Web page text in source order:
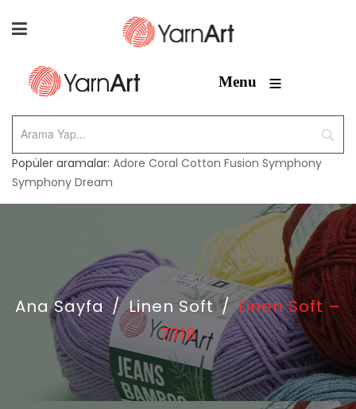
Menu ≡
Popüler aramalar: Adore Coral Cotton Fusion Symphony
Symphony Dream
Ana Sayfa / Linen Soft / Linen Soft –
7318